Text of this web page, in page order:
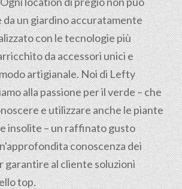
un giardino accuratamente
con le tecnologie più
da accessori unici e
artigianale. Noi di Lefty
alla passione per il verde – che
e utilizzare anche le piante
insolite – un raffinato gusto
conoscenza dei
garantire al cliente soluzioni
top.